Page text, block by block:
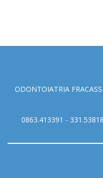
ODONTOIATRIA FRACASSI
0863.413391 -